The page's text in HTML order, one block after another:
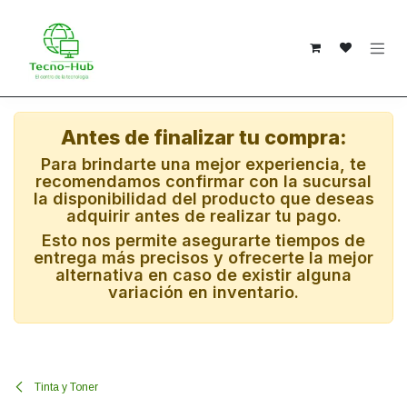
Antes de finalizar tu compra:
Para brindarte una mejor experiencia, te
recomendamos confirmar con la sucursal
la disponibilidad del producto que deseas
adquirir antes de realizar tu pago.
Esto nos permite asegurarte tiempos de
entrega más precisos y ofrecerte la mejor
alternativa en caso de existir alguna
variación en inventario.
Tinta y Toner